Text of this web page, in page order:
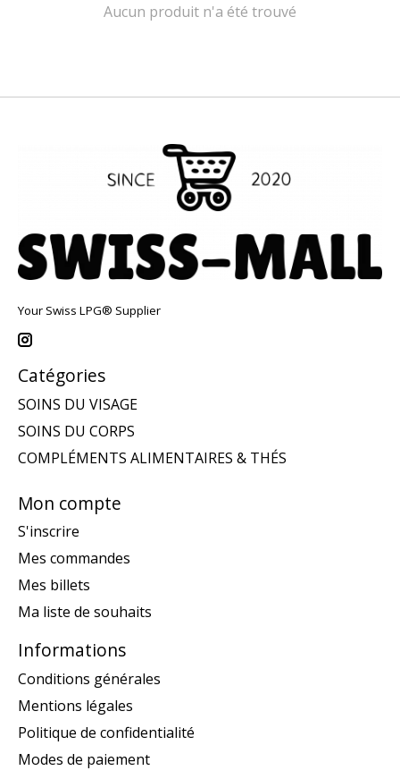
Aucun produit n'a été trouvé
Your Swiss LPG® Supplier
Catégories
SOINS DU VISAGE
SOINS DU CORPS
COMPLÉMENTS ALIMENTAIRES & THÉS
Mon compte
S'inscrire
Mes commandes
Mes billets
Ma liste de souhaits
Informations
Conditions générales
Mentions légales
Politique de confidentialité
Modes de paiement